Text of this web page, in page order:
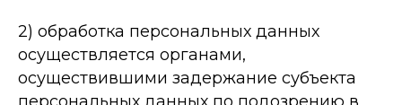
2) обработка персональных данных
осуществляется органами,
осуществившими задержание субъекта